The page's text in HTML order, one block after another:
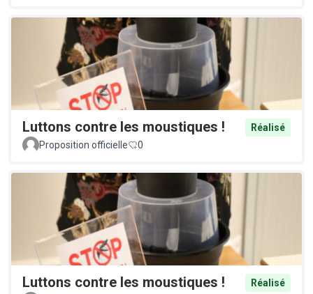
Luttons contre les moustiques !
Réalisé
Proposition officielle
0
Luttons contre les moustiques !
Réalisé